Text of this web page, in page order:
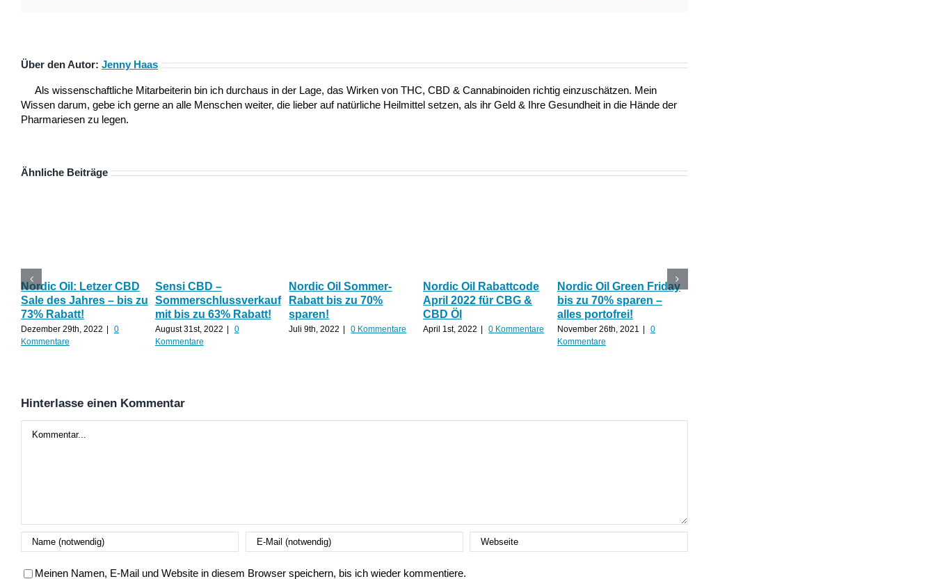
Über den Autor: Jenny Haas
Als wissenschaftliche Mitarbeiterin bin ich durchaus in der Lage, das Wirken von THC, CBD & Cannabinoiden richtig einzuschätzen. Mein
Wissen darum, gebe ich gerne an alle Menschen weiter, die lieber auf natürliche Heilmittel setzen, als ihr Geld & Ihre Gesundheit in die Hände der
Pharmariesen zu legen.
Ähnliche Beiträge
Nordic Oil: Letzer CBD
Sale des Jahres – bis zu
73% Rabatt!
Dezember 29th, 2022
0
Kommentare
Sensi CBD –
Sommerschlussverkauf
mit bis zu 63% Rabatt!
August 31st, 2022
0
Kommentare
Nordic Oil Sommer-
Rabatt bis zu 70%
sparen!
Juli 9th, 2022 0 Kommentare
Nordic Oil Rabattcode
April 2022 für CBG &
CBD Öl
April 1st, 2022 0 Kommentare
Nordic Oil Green Friday
bis zu 70% sparen –
alles portofrei!
November 26th, 2021
0
Kommentare
Hinterlasse einen Kommentar
Meinen Namen, E-Mail und Website in diesem Browser speichern, bis ich wieder kommentiere.